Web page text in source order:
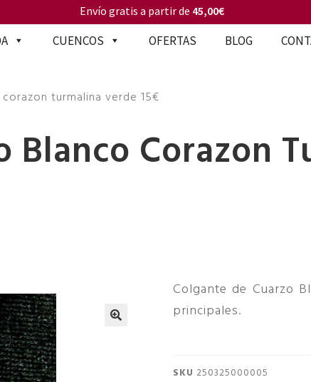
CUENCOS OFERTAS BLOG
Envío gratis a partir de 45,00€
turmalina verde 15€
Blanco Corazon
Colgante de Cuarzo
principales.
SKU 250325000005